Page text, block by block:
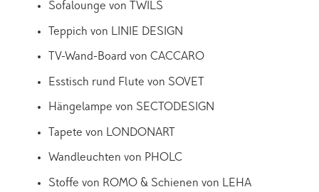
Sofalounge von TWILS
Teppich von LINIE DESIGN
TV-Wand-Board von CACCARO
Esstisch rund Flute von SOVET
Hängelampe von SECTODESIGN
Tapete von LONDONART
Wandleuchten von PHOLC
Stoffe von ROMO & Schienen von LEHA